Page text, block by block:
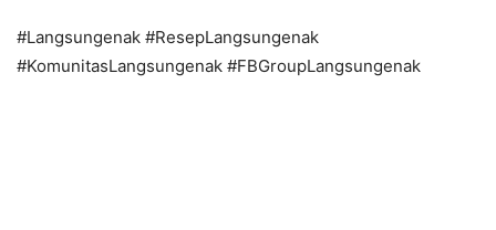
#Langsungenak #ResepLangsungenak
#KomunitasLangsungenak #FBGroupLangsungenak